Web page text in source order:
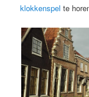
klokkenspel te